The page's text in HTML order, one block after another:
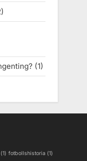
(1)
(1) fotbollshistoria (1)